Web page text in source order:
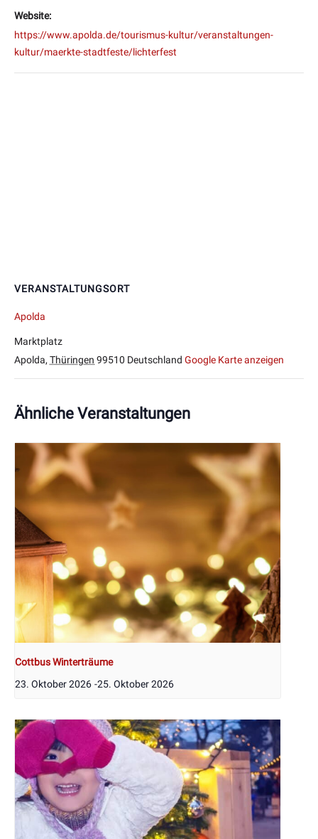
Website:
https://www.apolda.de/tourismus-kultur/veranstaltungen-
kultur/maerkte-stadtfeste/lichterfest
VERANSTALTUNGSORT
Apolda
Marktplatz
Apolda, Thüringen 99510 Deutschland Google Karte anzeigen
Ähnliche Veranstaltungen
Cottbus Winterträume
23. Oktober 2026 -25. Oktober 2026